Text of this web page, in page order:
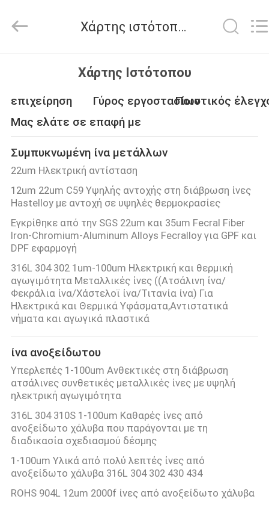
ΠΡΟΪΌΝΤΑ
ΒΊΝΤΕΟ
VR
ΠΑΡΟΥΣΙΆΣΤΕ
ΠΕΡΊΠΟΥ
ΕΜΕΊΣ
ΓΎΡΟΣ
ΕΡΓΟΣΤΑΣΊΩΝ
ΠΟΙΟΤΙΚΌΣ
ΈΛΕΓΧΟΣ
ΜΑΣ
ΕΛΆΤΕ
ΣΕ
ΕΠΑΦΉ
ΜΕ
Materials
Rights
Χάρτης ιστότοπου
Χάρτης Ιστότοπου
επιχείρηση Γύρος εργοστασίωνΠοιοτικός
Μας ελάτε σε επαφή με
Συμπυκνωμένη ίνα μετάλλων
22um Ηλεκτρική αντίσταση
12um 22um C59 Υψηλής αντοχής στη διάβρωση ίνες
Hastelloy με αντοχή σε υψηλές θερμοκρασίες
Εγκρίθηκε από την SGS 22um και 35um Fecral Fiber
Iron-Chromium-Aluminum Alloys Fecralloy για GPF και
DPF εφαρμογή
316L 304 302 1um-100um Ηλεκτρική και θερμική
αγωγιμότητα Μεταλλικές ίνες ((Ατσάλινη ίνα/
Φεκράλια ίνα/Χάστελοϊ ίνα/Τιτανία ίνα) Για
Ηλεκτρικά και Θερμικά Υφάσματα,Αντιστατικά
νήματα και αγωγικά πλαστικά
ίνα ανοξείδωτου
Υπερλεπές 1-100um Ανθεκτικές στη διάβρωση
ατσάλινες συνθετικές μεταλλικές ίνες με υψηλή
ηλεκτρική αγωγιμότητα
316L 304 310S 1-100um Καθαρές ίνες από
ανοξείδωτο χάλυβα που παράγονται με τη
διαδικασία σχεδιασμού δέσμης
1-100um Υλικά από πολύ λεπτές ίνες από
ανοξείδωτο χάλυβα 316L 304 302 430 434
ROHS 904L 12um 2000f ίνες από ανοξείδωτο χάλυβα